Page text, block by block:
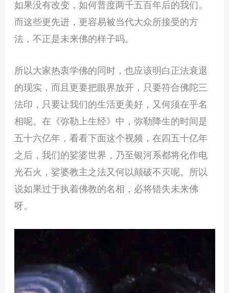
如果没有改变，如何普度两千五百年后的我们。
而这些更先进，更容易被当代大众所接受的方
法，不正是未来佛的样子吗。
所以大家热衷学佛的同时，也应该明白正法衰退
的现实，而且更要把眼界放开，只要符合佛陀三
法印，只要让我们的生活更美好，又何须在乎名
相呢。在《弥勒上生经》中，弥勒降生的时间是
五十六亿年，看看下面这个视频，在四五十亿年
之后，我们的娑婆世界，乃至银河系都将化作电
光石火，娑婆教主之法又何以颠破不灭呢。所以
说如果过于执着佛教的名相，必将错失未来佛
呀。